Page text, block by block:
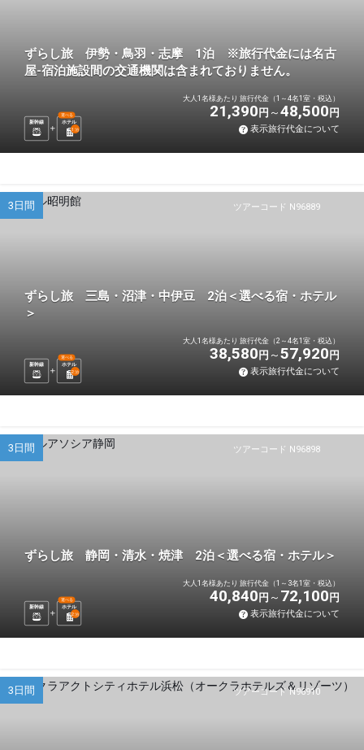
ずらし旅 伊勢・鳥羽・志摩 1泊 ※旅行代金には名古
屋-宿泊施設間の交通機関は含まれておりません。
新幹線 ホテル
選べる
1 泊
大人1名様あたり 旅行代金（1～4名1室・税込）
21,390 円 48,500 円
表示旅行代金について
ツアーコード N96889
3日間
ずらし旅 三島・沼津・中伊豆 2泊＜選べる宿・ホテル
＞
新幹線 ホテル
選べる
2泊
大人1名様あたり 旅行代金（2～4名1室・税込）
38,580 円 57,920 円
表示旅行代金について
ツアーコード N96898
3日間
ずらし旅 静岡・清水・焼津 2泊＜選べる宿・ホテル＞
新幹線 ホテル
選べる
2泊
大人1名様あたり 旅行代金（1～3名1室・税込）
40,840 円 72,100 円
表示旅行代金について
ツアーコード N96910
3日間